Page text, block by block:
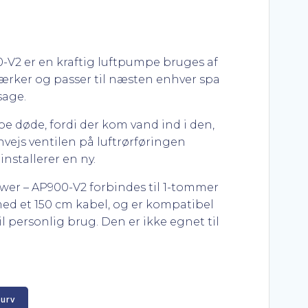
V2 er en kraftig luftpumpe bruges af
og passer til næsten enhver spa
døde, fordi der kom vand ind i den,
ventilen på luftrørføringen
en ny.
– AP900-V2 forbindes til 1-tommer
et 150 cm kabel, og er kompatibel
personlig brug. Den er ikke egnet til